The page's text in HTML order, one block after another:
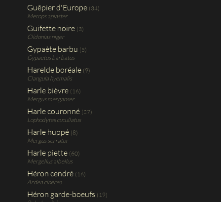
Guêpier d'Europe (34)
Merops apiaster
Guifette noire (3)
Clidonias niger
Gypaète barbu (5)
Gypaetus barbatus
Harelde boréale (9)
Clangula hyemalis
Harle bièvre (16)
Mergus merganser
Harle couronné (27)
Lophodytes cucullatus
Harle huppé (8)
Mergus serrator
Harle piette (60)
Mergellus albellus
Héron cendré (16)
Ardea cinerea
Héron garde-boeufs (19)